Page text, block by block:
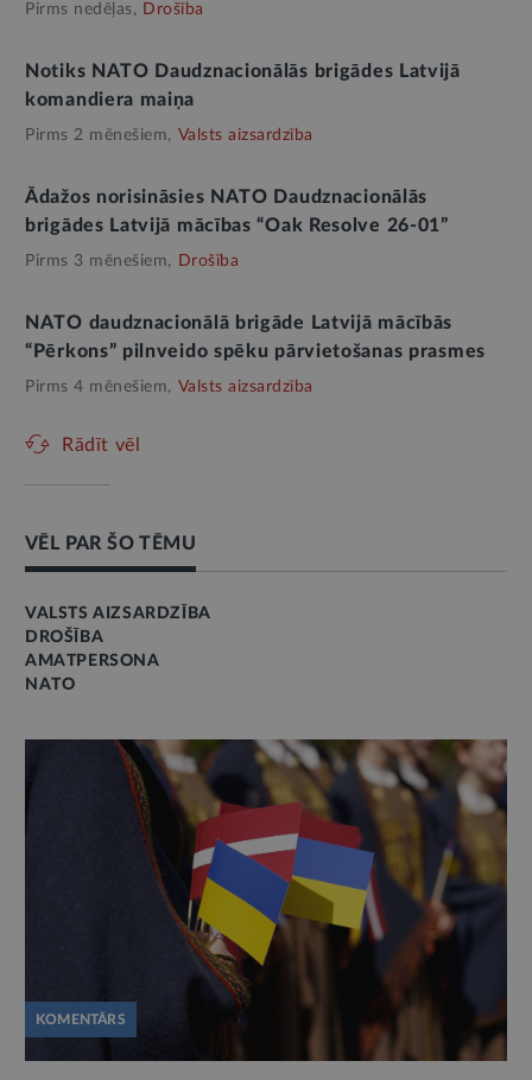
Pirms nedēļas, Drošība
Notiks NATO Daudznacionālās brigādes Latvijā
komandiera maiņa
Pirms 2 mēnešiem, Valsts aizsardzība
Ādažos norisināsies NATO Daudznacionālās
brigādes Latvijā mācības “Oak Resolve 26-01”
Pirms 3 mēnešiem, Drošība
NATO daudznacionālā brigāde Latvijā mācībās
“Pērkons” pilnveido spēku pārvietošanas prasmes
Pirms 4 mēnešiem, Valsts aizsardzība
Rādīt vēl
VĒL PAR ŠO TĒMU
VALSTS AIZSARDZĪBA
DROŠĪBA
AMATPERSONA
NATO
KOMENTĀRS